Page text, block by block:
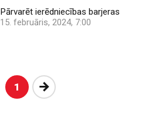
Pārvarēt ierēdniecības barjeras
15. februāris, 2024, 7:00
1 Nākošā